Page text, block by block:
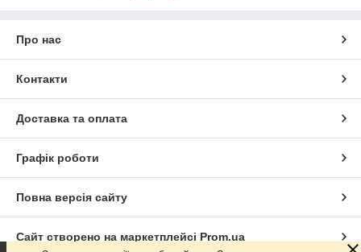
Про нас
Контакти
Доставка та оплата
Графік роботи
Повна версія сайту
Сайт створено на маркетплейсі Prom.ua